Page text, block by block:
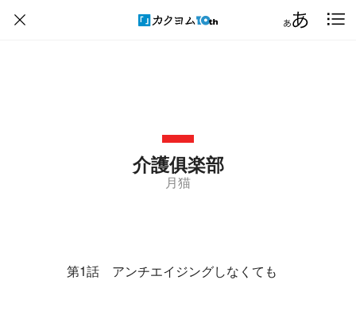
介護俱楽部
月猫
第1話 アンチエイジングしなくても